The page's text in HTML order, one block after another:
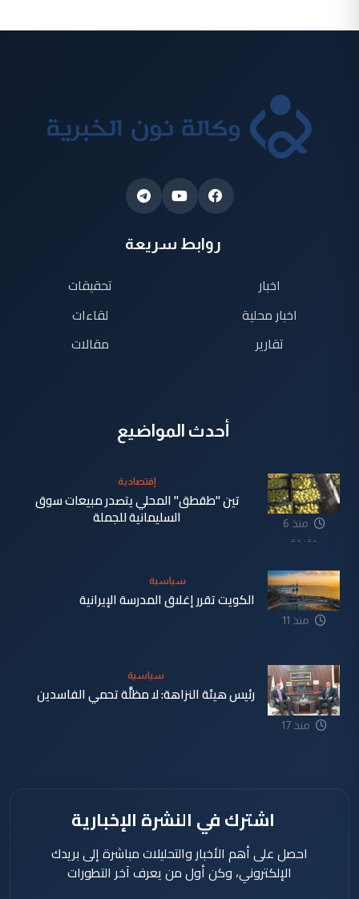
روابط سريعة
اخبار
اخبار محلية
تقارير
تحقيقات
لقاءات
مقالات
أحدث المواضيع
منذ 6
دقيقة
إقتصادية
تين "طقطق" المحلي يتصدر مبيعات سوق
السليمانية للجملة
منذ 11
سياسية
الكويت تقرر إغلاق المدرسة الإيرانية
منذ 17
سياسية
رئيس هيئة النزاهة: لا مظلَّة تحمي الفاسدين
اشترك في النشرة الإخبارية
احصل على أهم الأخبار والتحليلات مباشرة إلى بريدك
الإلكتروني، وكن أول من يعرف آخر التطورات